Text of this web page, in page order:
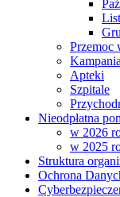
Przemoc
Apteki
Szpitale
Nieodpłatna
w 2026
w 2025
Struktura
Ochrona